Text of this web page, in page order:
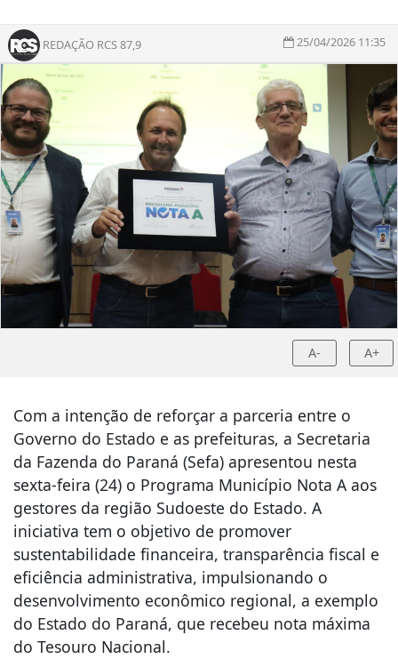
REDAÇÃO RCS 87,9 25/04/2026 11:35
A- A+
Com a intenção de reforçar a parceria entre o
Governo do Estado e as prefeituras, a Secretaria
da Fazenda do Paraná (Sefa) apresentou nesta
sexta-feira (24) o Programa Município Nota A aos
gestores da região Sudoeste do Estado. A
iniciativa tem o objetivo de promover
sustentabilidade financeira, transparência fiscal e
eficiência administrativa, impulsionando o
desenvolvimento econômico regional, a exemplo
do Estado do Paraná, que recebeu nota máxima
do Tesouro Nacional.